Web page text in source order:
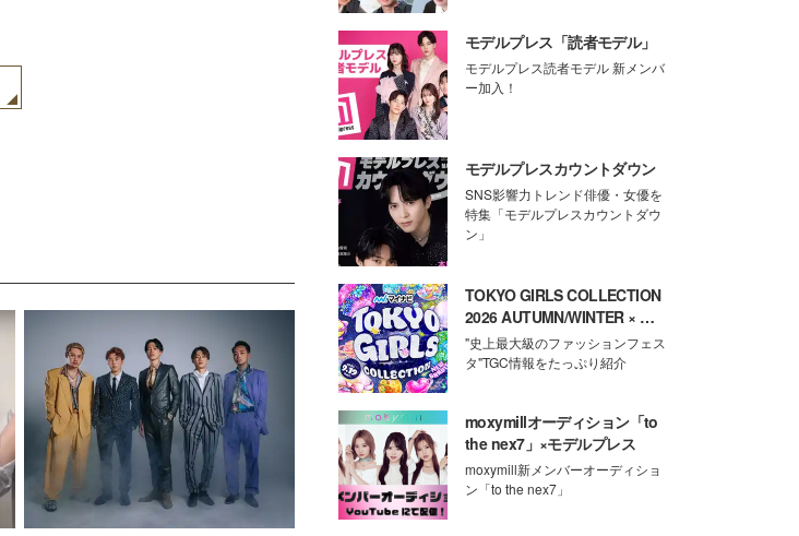
モデルプレス「読者モデル」
モデルプレス読者モデル 新メンバ
ー加入！
モデルプレスカウントダウン
SNS影響力トレンド俳優・女優を
特集「モデルプレスカウントダウ
ン」
TOKYO GIRLS COLLECTION
2026 AUTUMN/WINTER × モ
デルプレス
"史上最大級のファッションフェス
タ"TGC情報をたっぷり紹介
moxymillオーディション「to
the nex7」×モデルプレス
moxymill新メンバーオーディショ
ン「to the nex7」